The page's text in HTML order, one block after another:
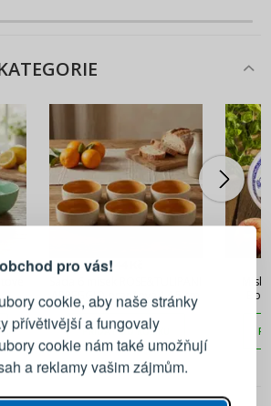
pro vás!
cookie, aby naše stránky
přívětivější a fungovaly
cookie nám také umožňují
a reklamy vašim zájmům.
20
844 Kč
ARPEGGIO oranžová 14,5 cm
PŘIDAT DO KOŠÍKU
REGISTRACE
se ke svému účtu
adresa